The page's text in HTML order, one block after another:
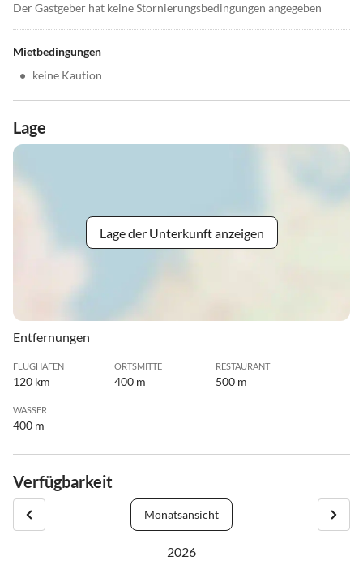
Der Gastgeber hat keine Stornierungsbedingungen angegeben
Mietbedingungen
• keine Kaution
Lage
Lage der Unterkunft anzeigen
Entfernungen
FLUGHAFEN
120 km
ORTSMITTE
400 m
RESTAURANT
500 m
WASSER
400 m
Verfügbarkeit
Monatsansicht
2026